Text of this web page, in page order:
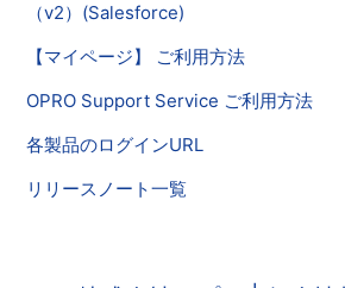
（v2）(Salesforce)
【マイページ】 ご利用方法
OPRO Support Service ご利用方法
各製品のログインURL
リリースノート一覧